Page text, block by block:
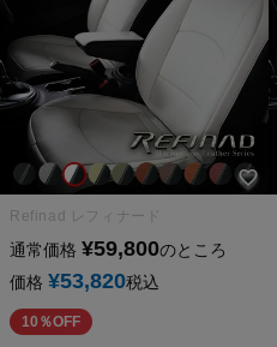
Refinad レフィナード
通常価格 ¥59,800のところ
価格 ¥53,820税込
10％OFF